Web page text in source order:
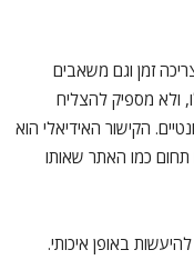
זמן וגם משאבים
ולא מספיק להצליח
הקישור האידיאלי הוא
תחום כמו האתר שאותו
באופן איכותי.